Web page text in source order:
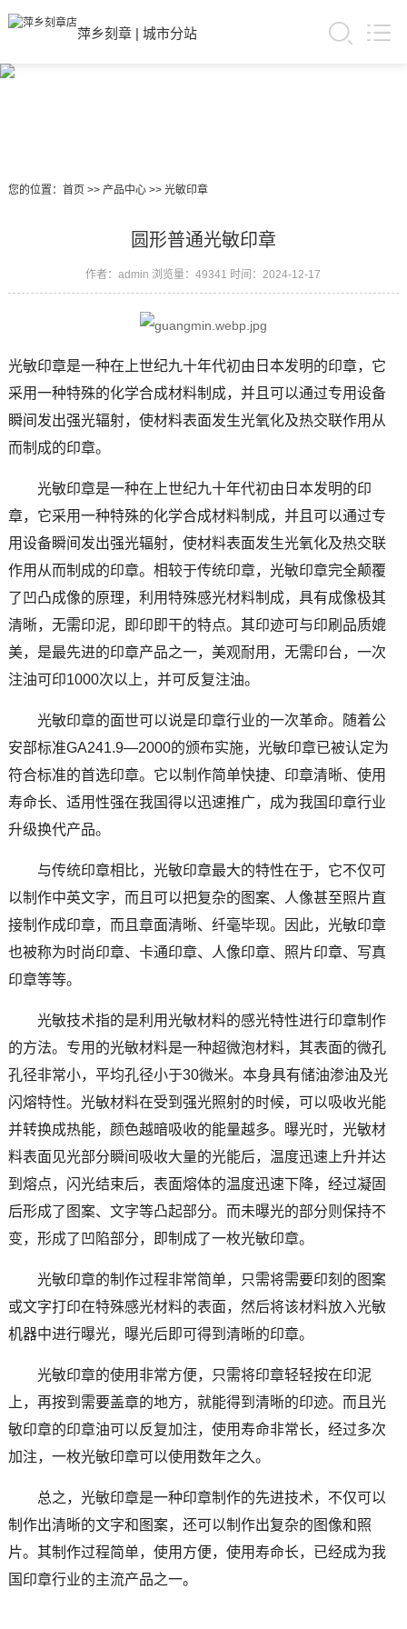
萍乡刻章| 城市分站
您的位置： 首页 >> 产品中心>> 光敏印章
圆形普通光敏印章
作者：admin 浏览量：49341 时间：2024-12-17
光敏印章是一种在上世纪九十年代初由日本发明的印章，它
采用一种特殊的化学合成材料制成，并且可以通过专用设备
瞬间发出强光辐射，使材料表面发生光氧化及热交联作用从
而制成的印章。
光敏印章是一种在上世纪九十年代初由日本发明的印
章，它采用一种特殊的化学合成材料制成，并且可以通过专
用设备瞬间发出强光辐射，使材料表面发生光氧化及热交联
作用从而制成的印章。相较于传统印章，光敏印章完全颠覆
了凹凸成像的原理，利用特殊感光材料制成，具有成像极其
清晰，无需印泥，即印即干的特点。其印迹可与印刷品质媲
美，是最先进的印章产品之一，美观耐用，无需印台，一次
注油可印1000次以上，并可反复注油。
光敏印章的面世可以说是印章行业的一次革命。随着公
安部标准GA241.9―2000的颁布实施，光敏印章已被认定为
符合标准的首选印章。它以制作简单快捷、印章清晰、使用
寿命长、适用性强在我国得以迅速推广，成为我国印章行业
升级换代产品。
与传统印章相比，光敏印章最大的特性在于，它不仅可
以制作中英文字，而且可以把复杂的图案、人像甚至照片直
接制作成印章，而且章面清晰、纤毫毕现。因此，光敏印章
也被称为时尚印章、卡通印章、人像印章、照片印章、写真
印章等等。
光敏技术指的是利用光敏材料的感光特性进行印章制作
的方法。专用的光敏材料是一种超微泡材料，其表面的微孔
孔径非常小，平均孔径小于30微米。本身具有储油渗油及光
闪熔特性。光敏材料在受到强光照射的时候，可以吸收光能
并转换成热能，颜色越暗吸收的能量越多。曝光时，光敏材
料表面见光部分瞬间吸收大量的光能后，温度迅速上升并达
到熔点，闪光结束后，表面熔体的温度迅速下降，经过凝固
后形成了图案、文字等凸起部分。而未曝光的部分则保持不
变，形成了凹陷部分，即制成了一枚光敏印章。
光敏印章的制作过程非常简单，只需将需要印刻的图案
或文字打印在特殊感光材料的表面，然后将该材料放入光敏
机器中进行曝光，曝光后即可得到清晰的印章。
光敏印章的使用非常方便，只需将印章轻轻按在印泥
上，再按到需要盖章的地方，就能得到清晰的印迹。而且光
敏印章的印章油可以反复加注，使用寿命非常长，经过多次
加注，一枚光敏印章可以使用数年之久。
总之，光敏印章是一种印章制作的先进技术，不仅可以
制作出清晰的文字和图案，还可以制作出复杂的图像和照
片。其制作过程简单，使用方便，使用寿命长，已经成为我
国印章行业的主流产品之一。